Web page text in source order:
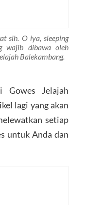
sih. O iya, sleeping
wajib dibawa oleh
Balekambang.
Gowes Jelajah
lagi yang akan
setiap
untuk Anda dan